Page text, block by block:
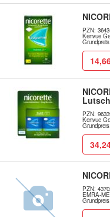
PZN:
Kenvue
PZN:
Kenvue
PZN:
EMRA-